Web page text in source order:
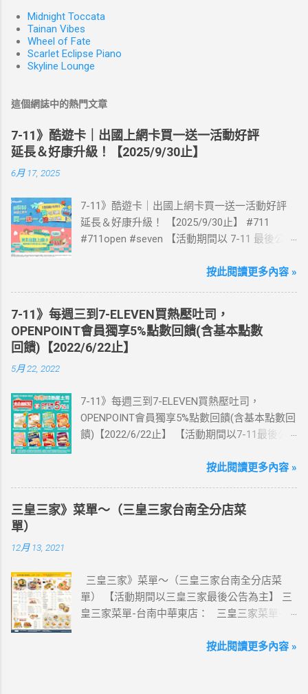
Midnight Toccata
Tainan Vibes
Wheel of Fate
Scarlet Eclipse Piano
Skyline Lounge
這個網誌中的熱門文章
7-11》酷遊卡｜出國上網卡買一送一活動好評
延長＆好康升級！【2025/9/30止】
6月 17, 2025
7-11》酷遊卡｜出國上網卡買一送一活動好評
延長＆好康升級！ 【2025/9/30止】 #711
#711open #seven 【活動期間以 7-11 最後公告
國上網卡 方便、快速、享買一送一優惠！ > 實
送王品集團300元即享券。 (出國開通啟用後回
活動網站登錄 【點我登錄】 ) > eSIM出國上網
卡：好康升級！購買eSIM「吃到飽」方案；即
送同天數「吃到飽」方案。 (例：買1張日本5天
來超商買省錢又方便💰 ·活動詳情：好康優惠看
這邊 【點我看好康優惠】 ·eSIM ibon 購買教學
【點我觀看教學】 📲 全球上網首選，速度穩
澳、美國、菲律賓、歐洲、土耳其 熱門地區通
通有 📲 立即取卡免等待超便利 ✈️ 180天彈性開
通不怕過期 🧳 一人買兩人用，享受出國網路自
由~~eSIM吃到飽買一送一 eSIM適用機型： ※
字，表示您的手機支援 eSIM 功能。 ●不支援鎖
卡機、平板、電信業者客製機、網路分享器、
中國大陸銷售的 iPhone手機。 【Apple】（執
2.iPhone 15 3.iPhone 14 4.iPhone 13 5.iPhone
按此閱讀更多內容 »
7-11》每週三到7-ELEVEN買熱壓吐司，
OPENPOINT會員獨享5%點數回饋(含基本點數
回饋)【2022/6/22止】
5月 22, 2022
7-11》每週三到7-ELEVEN買熱壓吐司，
OPENPOINT會員獨享5%點數回饋(含基本點數回
饋)【2022/6/22止】 【活動期間以7-11最後公
111/5/4~6/22 每週三到7-ELEVEN買熱壓吐司
饋) 【販售門市查詢】
https://emap.pcsc.com.tw/emap.aspx# 小編推
台式傳統口味~好評回購 注意事項 1.本優惠不得
與其他優惠並行。商品數量以各門市實際可販
售數量為準。 2.活動期間OPENPOINT會員需報
icash2.0二代卡(含聯名卡)或OPEN錢包(含
按此閱讀更多內容 »
三皇三家》菜單～（三皇三家台南全分店菜
單）
12月 13, 2021
三皇三家》菜單～（三皇三家台南全分店菜
單） 【活動期間以三皇三家最後公告為主】 三
皇三家菜單-台南中華東店： 三皇三家菜單-台
皇三家菜單-歸仁店： 三皇三家菜單-永康愛買
按此閱讀更多內容 »